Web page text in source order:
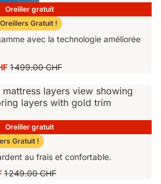
Oreiller gratuit
Oreillers Gratuit !
26
avec la technologie améliorée
Prix
1 499.00 CHF
1 499.00 CHF
Oreiller gratuit
Gratuit !
Pro
au frais et confortable.
Prix
1 249.00 CHF